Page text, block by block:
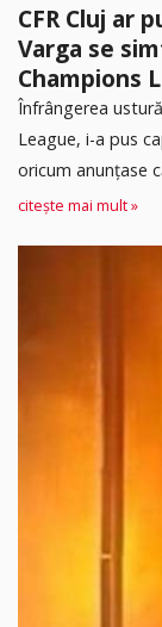
CFR Cluj ar
Varga se
Champions
Înfrângerea
League, i-a pus
oricum anunțase
citește mai mult »